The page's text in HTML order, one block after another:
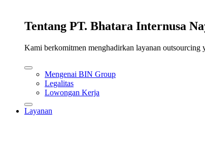
Tentang PT. Bhatara Internusa
Kami berkomitmen menghadirkan layanan outsourcing
Mengenai BIN Group
Legalitas
Lowongan Kerja
Layanan